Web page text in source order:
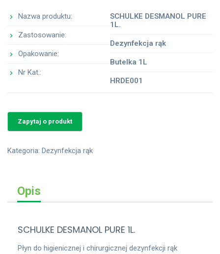
Nazwa produktu:
Zastosowanie:
Opakowanie:
Nr Kat.:
SCHULKE DESMANOL PURE
1L.
Dezynfekcja rąk
Butelka 1L
HRDE001
Kategoria: Dezynfekcja rąk
Opis
SCHULKE DESMANOL PURE 1L.
Płyn do higienicznej i chirurgicznej dezynfekcji rąk